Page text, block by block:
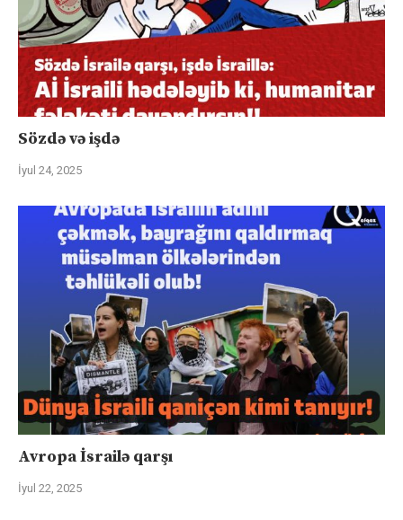
Sözdə və işdə
İyul 24, 2025
Avropa İsrailə qarşı
İyul 22, 2025